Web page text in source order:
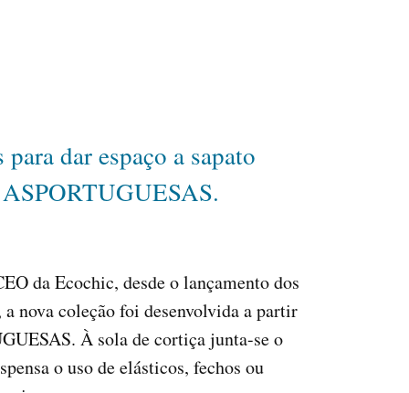
dar espaço a sapato
da Ecochic, desde o lançamento dos
nova coleção foi desenvolvida a partir
À sola de cortiça junta-se o
o uso de elásticos, fechos ou